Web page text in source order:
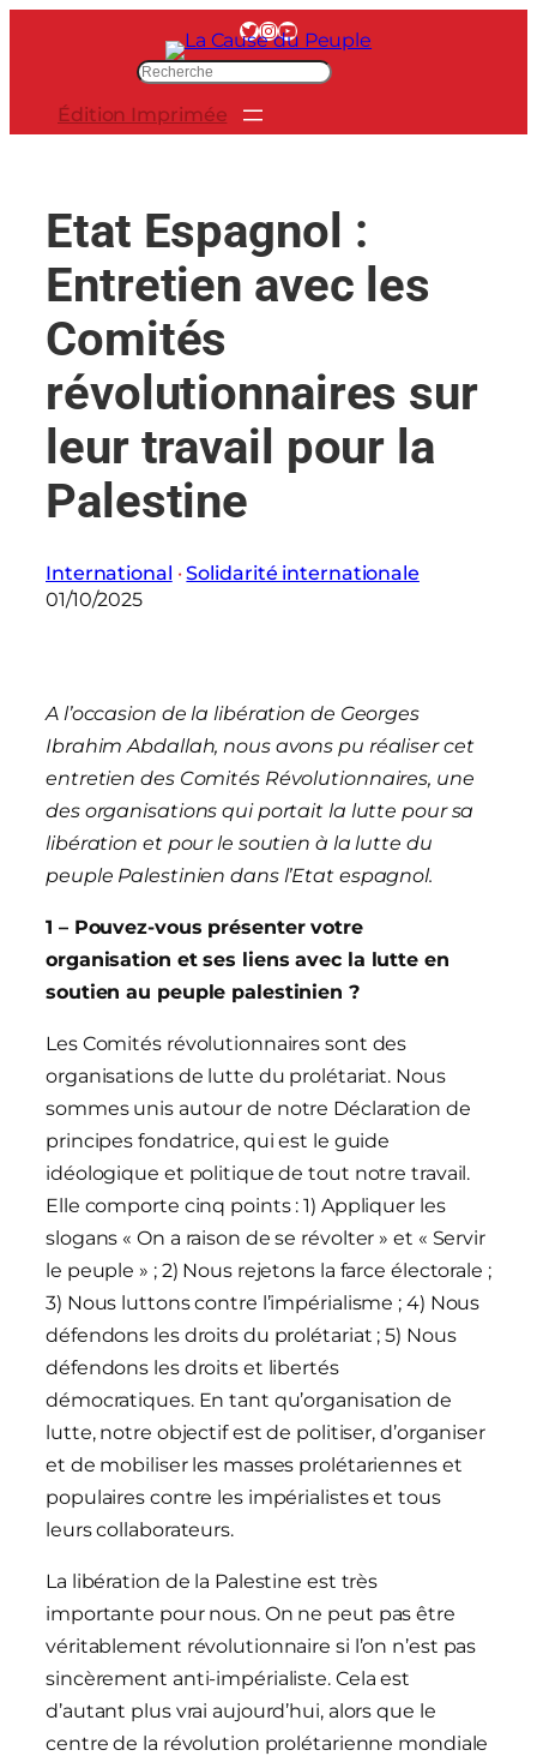
Twitter InstagramYouTube
e
r
Édition Imprimée
Etat Espagnol :
Entretien avec les
Comités
révolutionnaires sur
leur travail pour la
Palestine
International · Solidarité internationale
01/10/2025
A l’occasion de la libération de Georges
Ibrahim Abdallah, nous avons pu réaliser cet
entretien des Comités Révolutionnaires, une
des organisations qui portait la lutte pour sa
libération et pour le soutien à la lutte du
peuple Palestinien dans l’Etat espagnol.
1 – Pouvez-vous présenter votre
organisation et ses liens avec la lutte en
soutien au peuple palestinien ?
Les Comités révolutionnaires sont des
organisations de lutte du prolétariat. Nous
sommes unis autour de notre Déclaration de
principes fondatrice, qui est le guide
idéologique et politique de tout notre travail.
Elle comporte cinq points : 1) Appliquer les
slogans « On a raison de se révolter » et « Servir
le peuple » ; 2) Nous rejetons la farce électorale ;
3) Nous luttons contre l’impérialisme ; 4) Nous
défendons les droits du prolétariat ; 5) Nous
défendons les droits et libertés
démocratiques. En tant qu’organisation de
lutte, notre objectif est de politiser, d’organiser
et de mobiliser les masses prolétariennes et
populaires contre les impérialistes et tous
leurs collaborateurs.
La libération de la Palestine est très
importante pour nous. On ne peut pas être
véritablement révolutionnaire si l’on n’est pas
sincèrement anti-impérialiste. Cela est
d’autant plus vrai aujourd’hui, alors que le
centre de la révolution prolétarienne mondiale